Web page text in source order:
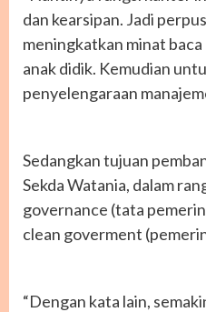
dan kearsipan. Jadi
meningkatkan minat
anak didik. Kemudian
penyelengaraan
Sedangkan tujuan
Sekda Watania, dalam
governance (tata
clean goverment
“Dengan kata lain,